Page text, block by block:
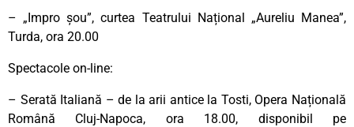
– „Impro șou”, curtea Teatrului Național „Aureliu Manea”,
Turda, ora 20.00
Spectacole on-line:
– Serată Italiană – de la arii antice la Tosti, Opera Națională
Română Cluj-Napoca, ora 18.00, disponibil pe